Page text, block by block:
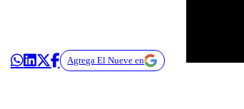
Agrega El Nueve en